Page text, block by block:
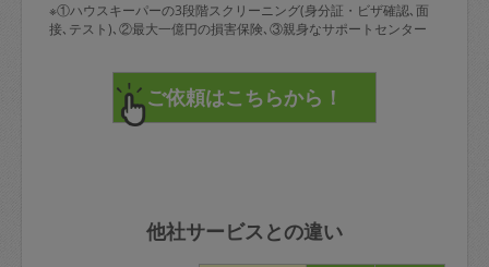
※①ハウスキーパーの3段階スクリーニング(身分証・ビザ確認､面
接､テスト)､②最大一億円の損害保険､③親身なサポートセンター
他社サービスとの違い